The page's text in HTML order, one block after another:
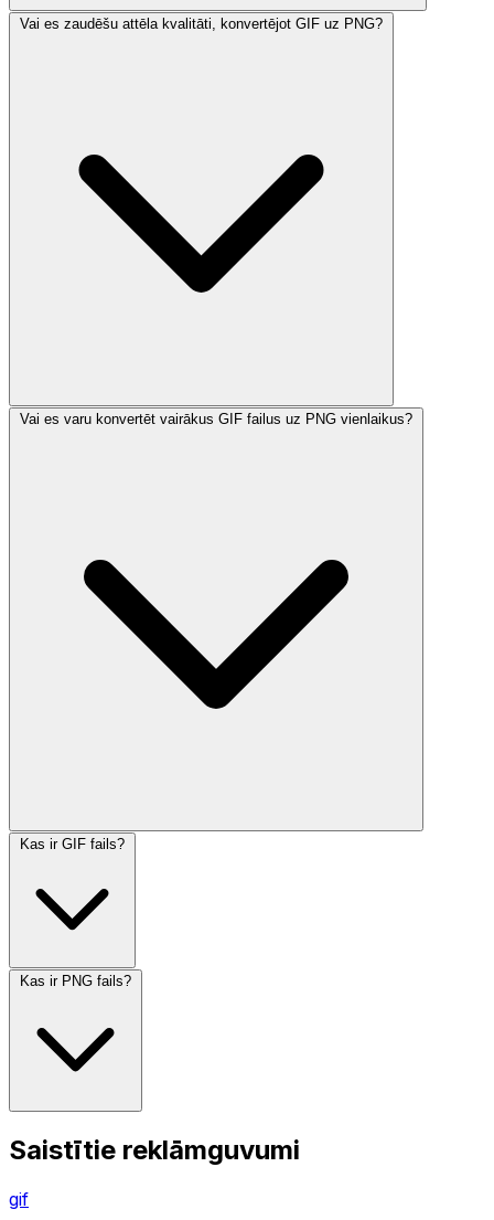
Vai es zaudēšu attēla kvalitāti, konvertējot GIF uz PNG?
Vai es varu konvertēt vairākus GIF failus uz PNG vienlaikus?
Kas ir GIF fails?
Kas ir PNG fails?
Saistītie reklāmguvumi
gif